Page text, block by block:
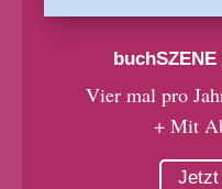
Vier mal pro
+ Mit
Jetzt